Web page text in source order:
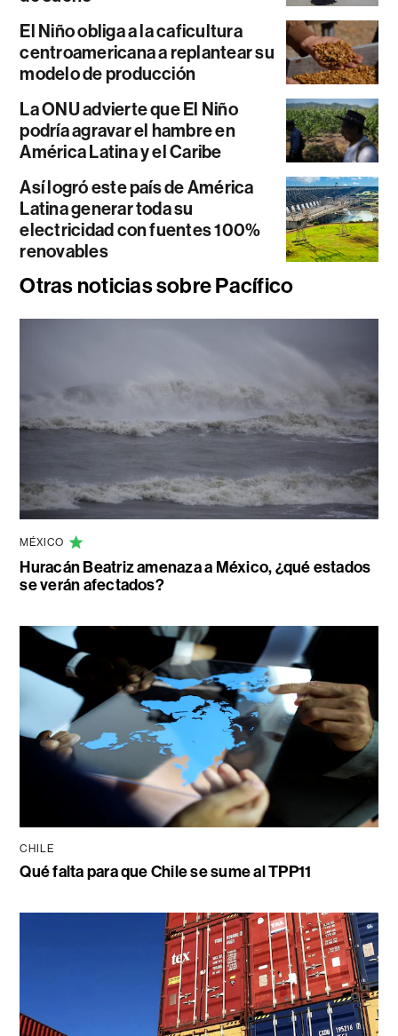
El Niño obliga a la caficultura
centroamericana a replantear su
modelo de producción
La ONU advierte que El Niño
podría agravar el hambre en
América Latina y el Caribe
Así logró este país de América
Latina generar toda su
electricidad con fuentes 100%
renovables
Otras noticias sobre Pacífico
MÉXICO
Huracán Beatriz amenaza a México, ¿qué estados
se verán afectados?
CHILE
Qué falta para que Chile se sume al TPP11